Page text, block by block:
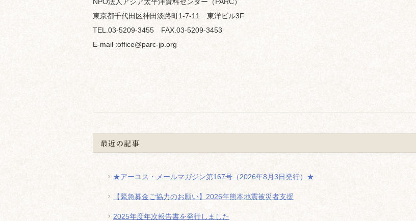
東京都千代田区神田淡路町1-7-11 東洋ビル3F
TEL.03-5209-3455 FAX.03-5209-3453
E-mail :office@parc-jp.org
最近の記事
★アーユス・メールマガジン第167号（2026年8月3日発行）★
【緊急募金ご協力のお願い】2026年熊本地震被災者支援
2025年度年次報告書を発行しました